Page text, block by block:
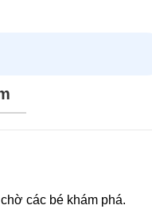
các bé khám phá.